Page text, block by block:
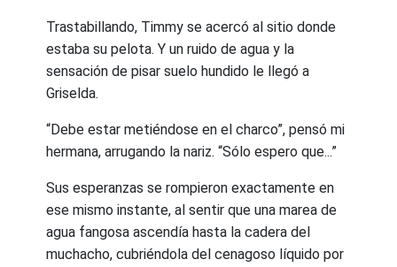
Trastabillando, Timmy se acercó al sitio donde
estaba su pelota. Y un ruido de agua y la
sensación de pisar suelo hundido le llegó a
Griselda.
“Debe estar metiéndose en el charco”, pensó mi
hermana, arrugando la nariz. “Sólo espero que...”
Sus esperanzas se rompieron exactamente en
ese mismo instante, al sentir que una marea de
agua fangosa ascendía hasta la cadera del
muchacho, cubriéndola del cenagoso líquido por